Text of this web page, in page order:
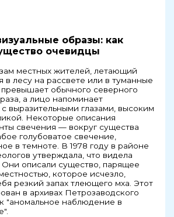
образы: как
очевидцы
местных жителей, летающий
в лесу на рассвете или в туманные
превышает обычного северного
а лицо напоминает
выразительными глазами, высоким
Некоторые описания
свечения — вокруг существа
голубоватое свечение,
в темноте. В 1978 году в районе
утверждала, что видела
описали существо, парящее
которое исчезло,
резкий запах тлеющего мха. Этот
в архивах Петрозаводского
"аномальное наблюдение в